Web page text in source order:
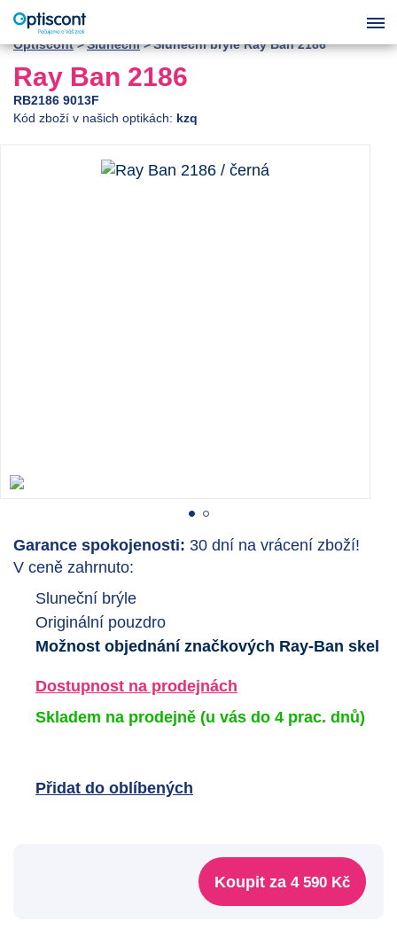
Optiscont Sluneční Sluneční brýle Ray Ban 2186
Ray Ban 2186
RB2186 9013F
Kód zboží v našich optikách: kzq
Garance spokojenosti: 30 dní na vrácení zboží!
V ceně zahrnuto:
Sluneční brýle
Originální pouzdro
Možnost objednání značkových Ray-Ban skel
Dostupnost na prodejnách
Skladem na prodejně (u vás do 4 prac. dnů)
Přidat do oblíbených
Koupit za 4 590 Kč